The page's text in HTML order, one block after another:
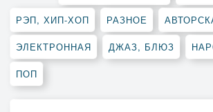
РЭП, ХИП-ХОП РАЗНОЕ
ЭЛЕКТРОННАЯ ДЖАЗ, БЛЮЗ
ПОП